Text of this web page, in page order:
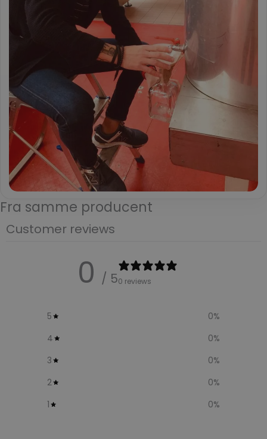
Fra samme producent
Customer reviews
0 / 50 reviews
5 0%
4
0%
3
0%
2
0%
1
0%